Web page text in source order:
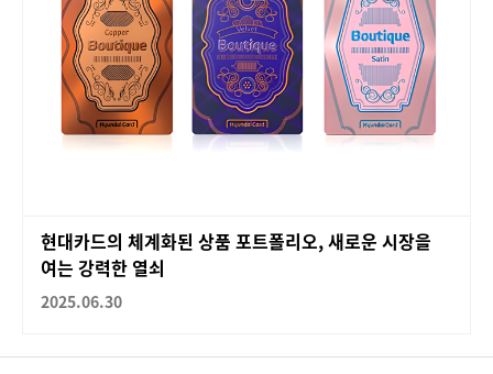
현대카드의 체계화된 상품 포트폴리오, 새로운 시장을
여는 강력한 열쇠
2025.06.30